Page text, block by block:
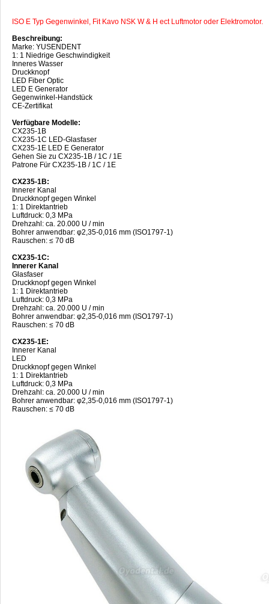
ISO E Typ Gegenwinkel, Fit Kavo NSK W & H ect Luftmotor oder Elektromotor.
Beschreibung:
Marke: YUSENDENT
1: 1 Niedrige Geschwindigkeit
Inneres Wasser
Druckknopf
LED Fiber Optic
LED E Generator
Gegenwinkel-Handstück
CE-Zertifikat
Verfügbare Modelle:
CX235-1B
CX235-1C LED-Glasfaser
CX235-1E LED E Generator
Gehen Sie zu CX235-1B / 1C / 1E
Patrone Für CX235-1B / 1C / 1E
CX235-1B:
Innerer Kanal
Druckknopf gegen Winkel
1: 1 Direktantrieb
Luftdruck: 0,3 MPa
Drehzahl: ca. 20.000 U / min
Bohrer anwendbar: φ2,35-0,016 mm (ISO1797-1)
Rauschen: ≤ 70 dB
CX235-1C:
Innerer Kanal
Glasfaser
Druckknopf gegen Winkel
1: 1 Direktantrieb
Luftdruck: 0,3 MPa
Drehzahl: ca. 20.000 U / min
Bohrer anwendbar: φ2,35-0,016 mm (ISO1797-1)
Rauschen: ≤ 70 dB
CX235-1E:
Innerer Kanal
LED
Druckknopf gegen Winkel
1: 1 Direktantrieb
Luftdruck: 0,3 MPa
Drehzahl: ca. 20.000 U / min
Bohrer anwendbar: φ2,35-0,016 mm (ISO1797-1)
Rauschen: ≤ 70 dB